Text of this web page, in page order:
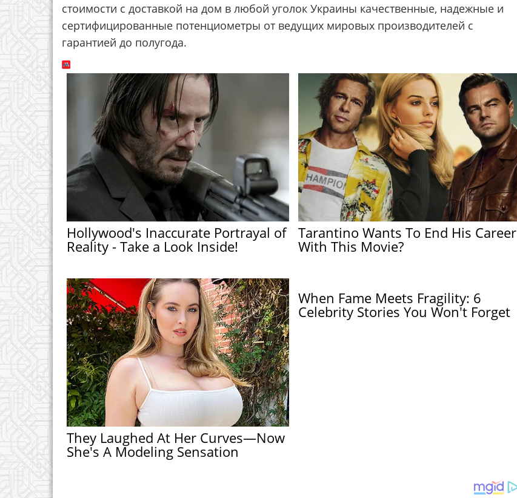
стоимости с доставкой на дом в любой уголок Украины качественные, надежные и
сертифицированные потенциометры от ведущих мировых производителей с
гарантией до полугода.
Hollywood's Inaccurate Portrayal of
Reality - Take a Look Inside!
Tarantino Wants To End His Career
With This Movie?
They Laughed At Her Curves—Now
She's A Modeling Sensation
When Fame Meets Fragility: 6
Celebrity Stories You Won't Forget